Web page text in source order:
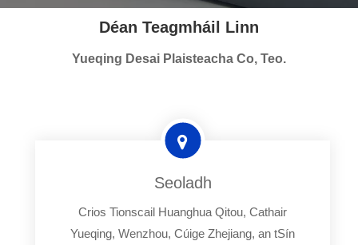
Déan Teagmháil Linn
Yueqing Desai Plaisteacha Co, Teo.
Seoladh
Crios Tionscail Huanghua Qitou, Cathair
Yueqing, Wenzhou, Cúige Zhejiang, an tSín